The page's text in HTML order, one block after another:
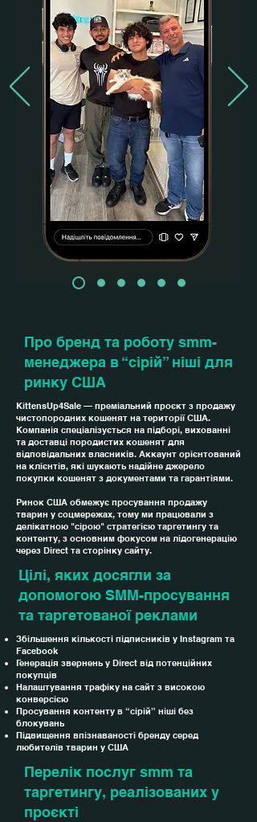
Про бренд та роботу smm-
менеджера в “сірій” ніші для
ринку США
KittensUp4Sale — преміальний проєкт з продажу
чистопородних кошенят на території США.
Компанія спеціалізується на підборі, вихованні
та доставці породистих кошенят для
відповідальних власників. Аккаунт орієнтований
на клієнтів, які шукають надійне джерело
покупки кошенят з документами та гарантіями.
Ринок США обмежує просування продажу
тварин у соцмережах, тому ми працювали з
делікатною "сірою" стратегією таргетингу та
контенту, з основним фокусом на лідогенерацію
через Direct та сторінку сайту.
Цілі, яких досягли за
допомогою SMM-просування
та таргетованої реклами
Збільшення кількості підписників у Instagram та
Facebook
Генерація звернень у Direct від потенційних
покупців
Налаштування трафіку на сайт з високою
конверсією
Просування контенту в “сірій” ніші без
блокувань
Підвищення впізнаваності бренду серед
любителів тварин у США
Перелік послуг smm та
таргетингу, реалізованих у
проєкті